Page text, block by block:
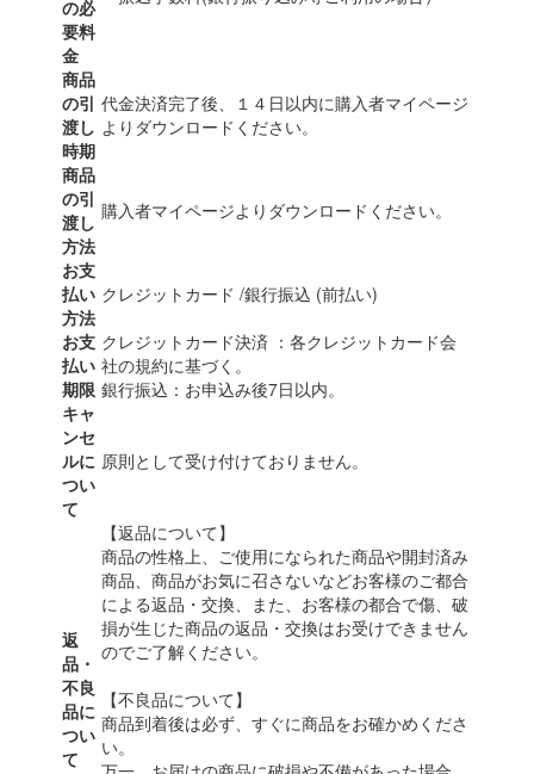
の必
要料
金
商品
の引
渡し
時期
代金決済完了後、１４日以内に購入者マイページ
よりダウンロードください。
商品
の引
渡し
方法
購入者マイページよりダウンロードください。
お支
払い
方法
クレジットカード /銀行振込 (前払い)
お支
払い
期限
クレジットカード決済 ：各クレジットカード会
社の規約に基づく。
銀行振込：お申込み後7日以内。
キャ
ンセ
ルに
つい
て
原則として受け付けておりません。
返
品・
不良
品に
つい
て
【返品について】
商品の性格上、ご使用になられた商品や開封済み
商品、商品がお気に召さないなどお客様のご都合
による返品・交換、また、お客様の都合で傷、破
損が生じた商品の返品・交換はお受けできません
のでご了解ください。
【不良品について】
商品到着後は必ず、すぐに商品をお確かめくださ
い。